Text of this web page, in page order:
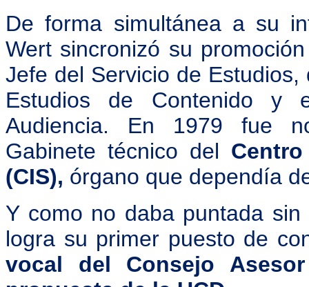
De forma simultánea a su
Wert sincronizó su
Jefe del Servicio de
Estudios de Contenido y
Audiencia. En 1979 fue
Gabinete técnico del
(CIS), órgano que dependía
Y como no daba puntada sin
logra su primer puesto de
vocal del Consejo